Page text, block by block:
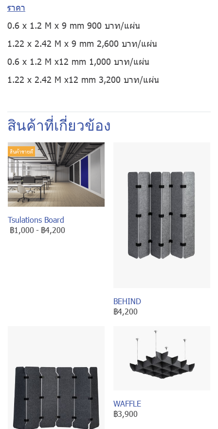
ราคา
0.6 x 1.2 M x 9 mm 900 บาท/แผ่น
1.22 x 2.42 M x 9 mm 2,600 บาท/แผ่น
0.6 x 1.2 M x12 mm 1,000 บาท/แผ่น
1.22 x 2.42 M x12 mm 3,200 บาท/แผ่น
สินค้าที่เกี่ยวข้อง
สินค้าขายดี
Tsulations Board
฿1,000 - ฿4,200
BEHIND
฿4,200
WAFFLE
฿3,900